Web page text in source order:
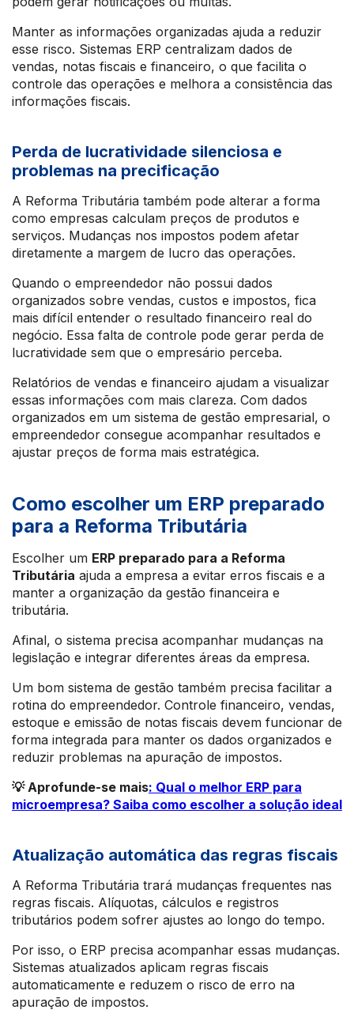
Manter as informações organizadas ajuda a reduzir
esse risco. Sistemas ERP centralizam dados de
vendas, notas fiscais e financeiro, o que facilita o
controle das operações e melhora a consistência das
informações fiscais.
Perda de lucratividade silenciosa e
problemas na precificação
A Reforma Tributária também pode alterar a forma
como empresas calculam preços de produtos e
serviços. Mudanças nos impostos podem afetar
diretamente a margem de lucro das operações.
Quando o empreendedor não possui dados
organizados sobre vendas, custos e impostos, fica
mais difícil entender o resultado financeiro real do
negócio. Essa falta de controle pode gerar perda de
lucratividade sem que o empresário perceba.
Relatórios de vendas e financeiro ajudam a visualizar
essas informações com mais clareza. Com dados
organizados em um sistema de gestão empresarial, o
empreendedor consegue acompanhar resultados e
ajustar preços de forma mais estratégica.
Como escolher um ERP preparado
para a Reforma Tributária
Escolher um ERP preparado para a Reforma
Tributária ajuda a empresa a evitar erros fiscais e a
manter a organização da gestão financeira e
tributária.
Afinal, o sistema precisa acompanhar mudanças na
legislação e integrar diferentes áreas da empresa.
Um bom sistema de gestão também precisa facilitar a
rotina do empreendedor. Controle financeiro, vendas,
estoque e emissão de notas fiscais devem funcionar de
forma integrada para manter os dados organizados e
reduzir problemas na apuração de impostos.
💡 Aprofunde-se mais: Qual o melhor ERP para
microempresa? Saiba como escolher a solução ideal
Atualização automática das regras fiscais
A Reforma Tributária trará mudanças frequentes nas
regras fiscais. Alíquotas, cálculos e registros
tributários podem sofrer ajustes ao longo do tempo.
Por isso, o ERP precisa acompanhar essas mudanças.
Sistemas atualizados aplicam regras fiscais
automaticamente e reduzem o risco de erro na
apuração de impostos.